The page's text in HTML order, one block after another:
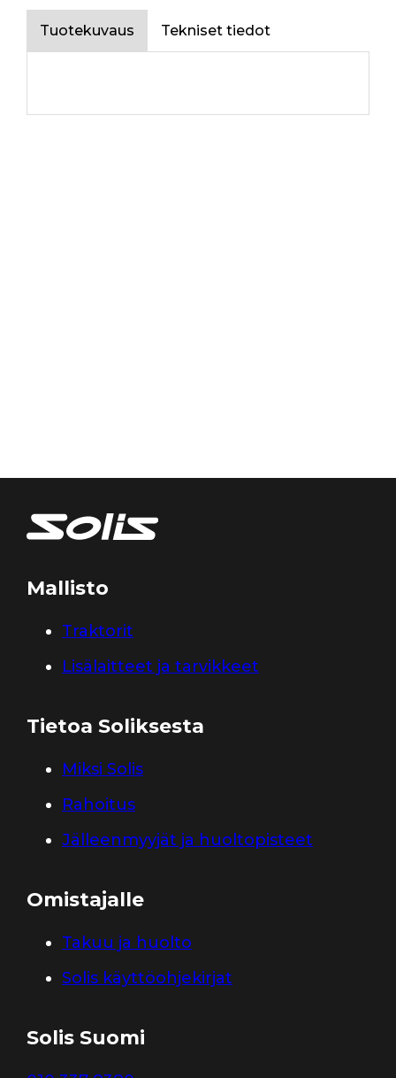
Tuotekuvaus Tekniset tiedot
Mallisto
Traktorit
Lisälaitteet ja tarvikkeet
Tietoa Soliksesta
Miksi Solis
Rahoitus
Jälleenmyyjät ja huoltopisteet
Omistajalle
Takuu ja huolto
Solis käyttöohjekirjat
Solis Suomi